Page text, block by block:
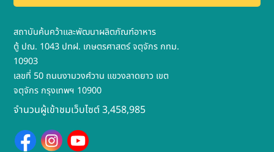
สถาบันค้นคว้าและพัฒนาผลิตภัณฑ์อาหาร
ตู้ ปณ. 1043 ปทฝ. เกษตรศาสตร์ จตุจักร กทม.
10903
เลขที่ 50 ถนนงามวงศ์วาน แขวงลาดยาว เขต
จตุจักร กรุงเทพฯ 10900
จำนวนผู้เข้าชมเว็บไซต์ 3,458,985